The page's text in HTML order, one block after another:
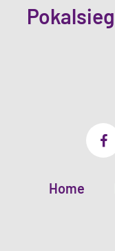
Pokalsieg
Home